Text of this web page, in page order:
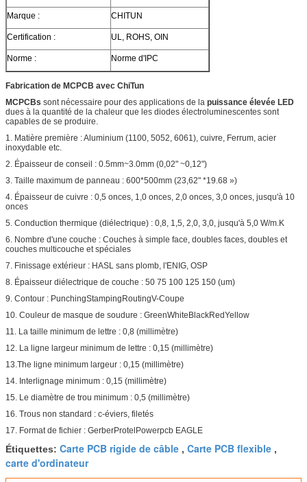
Marque : CHITUN
Certification : UL, ROHS, OIN
Norme : Norme d'IPC
Fabrication de MCPCB avec ChiTun
MCPCBs sont nécessaire pour des applications de la puissance élevée LED
dues à la quantité de la chaleur que les diodes électroluminescentes sont
capables de se produire.
1. Matière première : Aluminium (1100, 5052, 6061), cuivre, Ferrum, acier
inoxydable etc.
2. Épaisseur de conseil : 0.5mm~3.0mm (0,02" ~0,12")
3. Taille maximum de panneau : 600*500mm (23,62" *19.68 »)
4. Épaisseur de cuivre : 0,5 onces, 1,0 onces, 2,0 onces, 3,0 onces, jusqu'à 10
onces
5. Conduction thermique (diélectrique) : 0,8, 1,5, 2,0, 3,0, jusqu'à 5,0 W/m.K
6. Nombre d'une couche : Couches à simple face, doubles faces, doubles et
couches multicouche et spéciales
7. Finissage extérieur : HASL sans plomb, l'ENIG, OSP
8. Épaisseur diélectrique de couche : 50 75 100 125 150 (um)
9. Contour : PunchingStampingRoutingV-Coupe
10. Couleur de masque de soudure : GreenWhiteBlackRedYellow
11. La taille minimum de lettre : 0,8 (millimètre)
12. La ligne largeur minimum de lettre : 0,15 (millimètre)
13.The ligne minimum largeur : 0,15 (millimètre)
14. Interlignage minimum : 0,15 (millimètre)
15. Le diamètre de trou minimum : 0,5 (millimètre)
16. Trous non standard : c-éviers, filetés
17. Format de fichier : GerberProtelPowerpcb EAGLE
Étiquettes: Carte PCB rigide de câble , Carte PCB flexible ,
carte d'ordinateur